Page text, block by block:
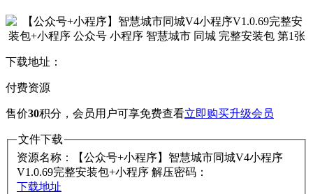
下载地址：
付费资源
售价30积分 ，会员用户可享免费查看立即购买升级会员
文件下载
资源名称：【公众号+小程序】智慧城市同城V4小程序
V1.0.69完整安装包+小程序 解压密码：
下载地址